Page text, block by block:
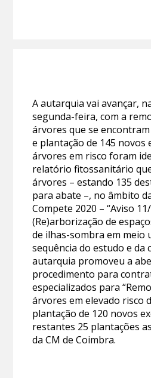
A autarquia vai avançar,
segunda-feira, com a
árvores que se
e plantação de 145 novos
árvores em risco foram
relatório fitossanitário
árvores – estando 135
para abate –, no âmbito
Compete 2020 – “Aviso
(Re)arborização de
de ilhas-sombra em meio
sequência do estudo e da
autarquia promoveu a
procedimento para
especializados para
árvores em elevado risco
plantação de 120 novos
restantes 25 plantações
da CM de Coimbra.